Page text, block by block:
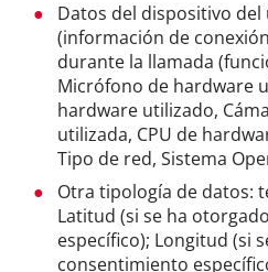
Datos del dispositivo
(información de
durante la llamada
Micrófono de hardware
hardware utilizado,
utilizada, CPU de
Tipo de red, Sistema
Otra tipología de datos:
Latitud (si se ha
específico); Longitud (si
consentimiento